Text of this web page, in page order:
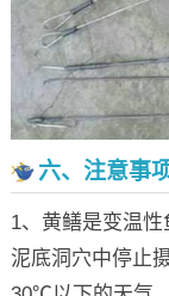
六、注意事
1、黄鳝是变温
泥底洞穴中停止